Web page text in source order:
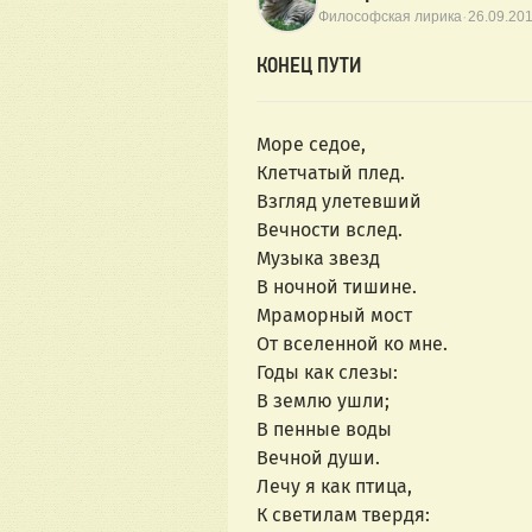
Философская лирика·
КОНЕЦ ПУТИ
Море седое,
Клетчатый плед.
Взгляд улетевший
Вечности вслед.
Музыка звезд
В ночной тишине.
Мраморный мост
От вселенной ко мне.
Годы как слезы:
В землю ушли;
В пенные воды
Вечной души.
Лечу я как птица,
К светилам твердя: